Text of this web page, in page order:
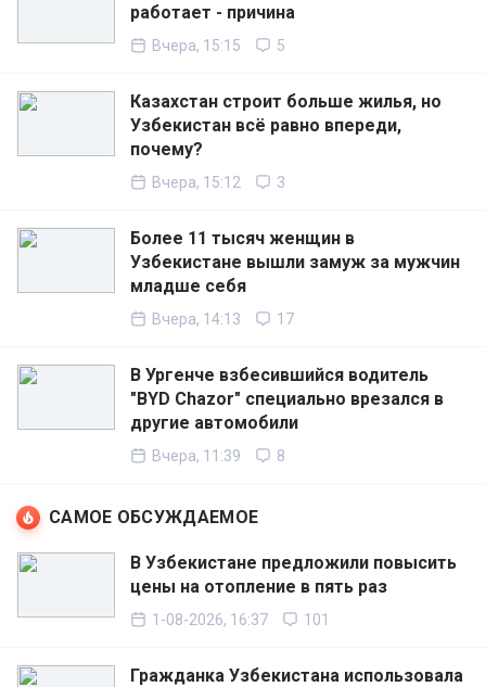
работает - причина
Вчера, 15:15 5
Казахстан строит больше жилья, но
Узбекистан всё равно впереди,
почему?
Вчера, 15:12 3
Более 11 тысяч женщин в
Узбекистане вышли замуж за мужчин
младше себя
Вчера, 14:13 17
В Ургенче взбесившийся водитель
"BYD Chazor" специально врезался в
другие автомобили
Вчера, 11:39 8
САМОЕ ОБСУЖДАЕМОЕ
В Узбекистане предложили повысить
цены на отопление в пять раз
1-08-2026, 16:37 101
Гражданка Узбекистана использовала